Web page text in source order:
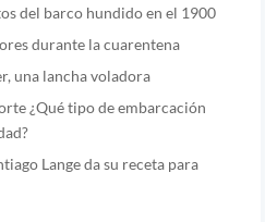
del barco hundido en el 1900
durante la cuarentena
una lancha voladora
¿Qué tipo de embarcación
Lange da su receta para